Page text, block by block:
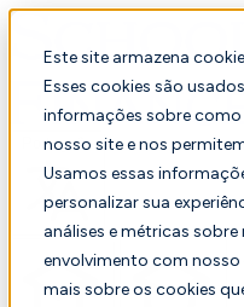
Este site armazena
Esses cookies são
informações sobre
nosso site e nos
Usamos essas
personalizar sua
análises e métricas sobre
envolvimento com nosso
mais sobre os cookies
Português